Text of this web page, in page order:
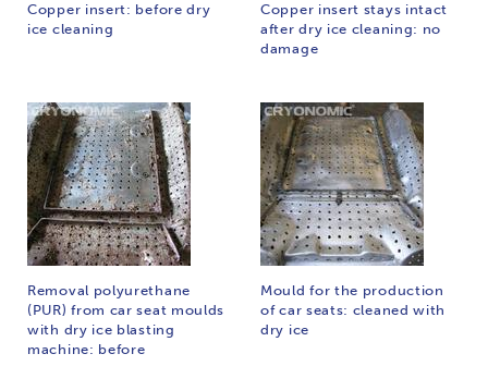
Copper insert: before dry
ice cleaning
Copper insert stays intact
after dry ice cleaning: no
damage
Removal polyurethane
(PUR) from car seat moulds
with dry ice blasting
machine: before
Mould for the production
of car seats: cleaned with
dry ice